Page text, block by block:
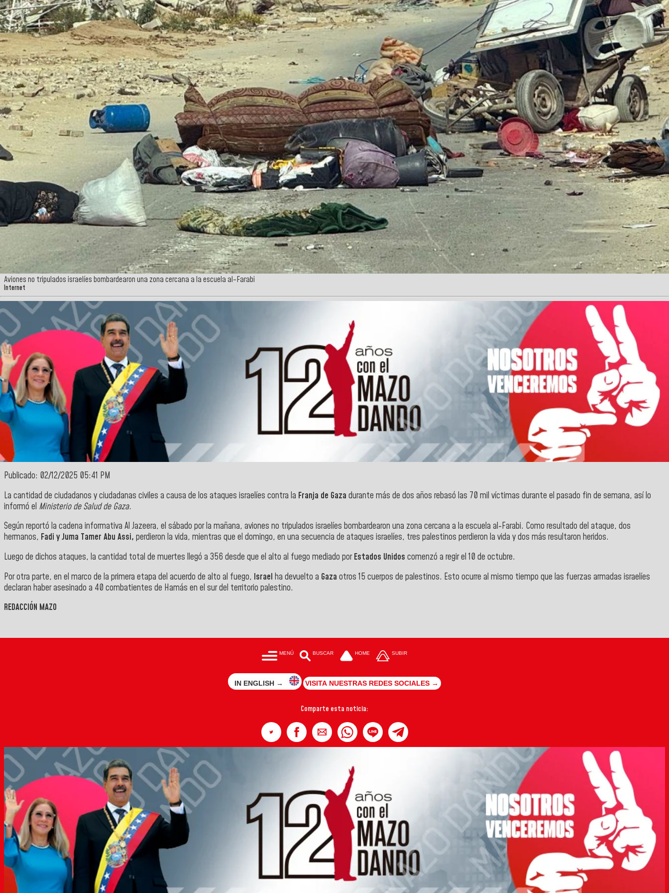
Aviones no tripulados israelíes bombardearon una zona cercana a la escuela al-Farabi
Internet
Publicado: 02/12/2025 05:41 PM
La cantidad de ciudadanos y ciudadanas civiles a causa de los ataques israelíes contra la Franja de Gaza durante más de dos años rebasó las 70 mil víctimas durante el pasado fin de semana, así lo
informó el Ministerio de Salud de Gaza.
Según reportó la cadena informativa Al Jazeera, el sábado por la mañana, aviones no tripulados israelíes bombardearon una zona cercana a la escuela al-Farabi. Como resultado del ataque, dos
hermanos, Fadi y Juma Tamer Abu Assi, perdieron la vida, mientras que el domingo, en una secuencia de ataques israelíes, tres palestinos perdieron la vida y dos más resultaron heridos.
Luego de dichos ataques, la cantidad total de muertes llegó a 356 desde que el alto al fuego mediado porEstados Unidos comenzó a regir el 10 de octubre.
Por otra parte, en el marco de la primera etapa del acuerdo de alto al fuego, Israel ha devuelto a Gaza otros 15 cuerpos de palestinos. Esto ocurre al mismo tiempo que las fuerzas armadas israelíes
declaran haber asesinado a 40 combatientes de Hamás en el sur del territorio palestino.
REDACCIÓN MAZO
MENÚ BUSCAR HOME SUBIR
IN ENGLISH → VISITA NUESTRAS REDES SOCIALES →
Comparte esta noticia: